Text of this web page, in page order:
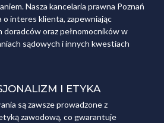
Nasza kancelaria prawna Poznań
o interes klienta, zapewniając
doradców oraz pełnomocników w
sądowych i innych kwestiach
I ETYKA
są zawsze prowadzone z
zawodową, co gwarantuje